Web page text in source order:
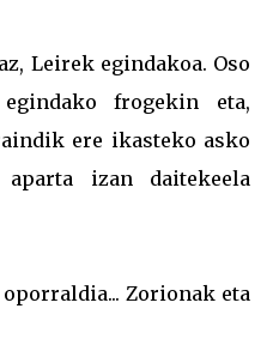
Leirek egindakoa. Oso
frogekin eta,
ere ikasteko asko
izan daitekeela
Zorionak eta